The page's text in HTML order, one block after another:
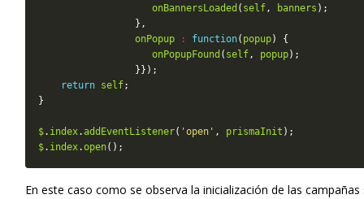
onBannersLoaded ( self, banners
onPopup
: function( popup
onPopupFound ( self, popup
return self
$. index.addEventListener( 'open' , prismaInit
$. index.open
En este caso como se observa la inicialización de las campañas